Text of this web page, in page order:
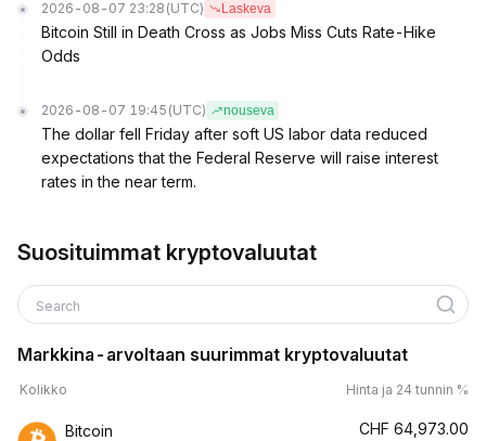
2026-08-07 23:28 (UTC) Laskeva
Bitcoin Still in Death Cross as Jobs Miss Cuts Rate-Hike
Odds
2026-08-07 19:45 (UTC) nouseva
The dollar fell Friday after soft US labor data reduced
expectations that the Federal Reserve will raise interest
rates in the near term.
Suosituimmat kryptovaluutat
Search
Markkina-arvoltaan suurimmat kryptovaluutat
Kolikko Hinta ja 24 tunnin %
Bitcoin CHF 64,973.00